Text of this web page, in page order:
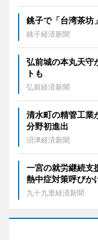
銚子で「台湾茶
銚子経済新聞
弘前城の本丸天
トも
弘前経済新聞
清水町の精管工業
分野初進出
沼津経済新聞
一宮の就労継続
熱中症対策呼びか
九十九里経済新聞